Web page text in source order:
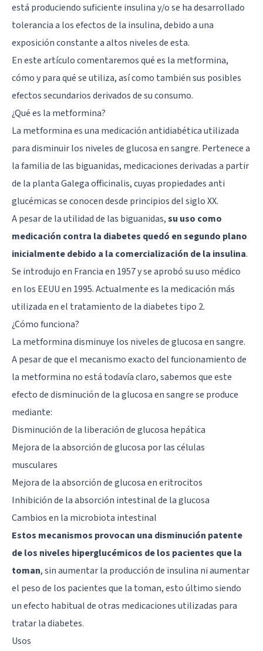
está produciendo suficiente insulina y/o se ha desarrollado
tolerancia a los efectos de la insulina, debido a una
exposición constante a altos niveles de esta.
En este artículo comentaremos qué es la metformina,
cómo y para qué se utiliza, así como también sus posibles
efectos secundarios derivados de su consumo.
¿Qué es la metformina?
La metformina es una medicación antidiabética utilizada
para disminuir los niveles de glucosa en sangre. Pertenece a
la familia de las biguanidas, medicaciones derivadas a partir
de la planta Galega officinalis, cuyas propiedades anti
glucémicas se conocen desde principios del siglo XX.
A pesar de la utilidad de las biguanidas,su uso como
medicación contra la diabetes quedó en segundo plano
inicialmente debido a la comercialización de la insulina.
Se introdujo en Francia en 1957 y se aprobó su uso médico
en los EEUU en 1995. Actualmente es la medicación más
utilizada en el tratamiento de la diabetes tipo 2.
¿Cómo funciona?
La metformina disminuye los niveles de glucosa en sangre.
A pesar de que el mecanismo exacto del funcionamiento de
la metformina no está todavía claro, sabemos que este
efecto de disminución de la glucosa en sangre se produce
mediante:
Disminución de la liberación de glucosa hepática
Mejora de la absorción de glucosa por las células
musculares
Mejora de la absorción de glucosa en eritrocitos
Inhibición de la absorción intestinal de la glucosa
Cambios en la microbiota intestinal
Estos mecanismos provocan una disminución patente
de los niveles hiperglucémicos de los pacientes que la
toman, sin aumentar la producción de insulina ni aumentar
el peso de los pacientes que la toman, esto último siendo
un efecto habitual de otras medicaciones utilizadas para
tratar la diabetes.
Usos